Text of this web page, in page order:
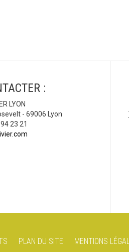
:
LYON
- 69006 Lyon
23 21
PLAN DU SITE MENTIONS